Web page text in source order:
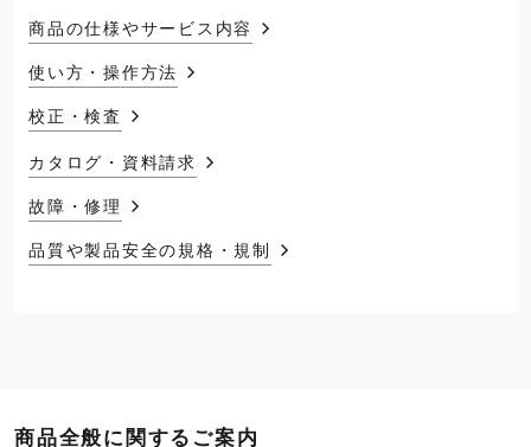
商品の仕様やサービス内容
使い方・操作方法
校正・検査
カタログ・資料請求
故障・修理
品質や製品安全の規格・規制
商品全般に関するご案内